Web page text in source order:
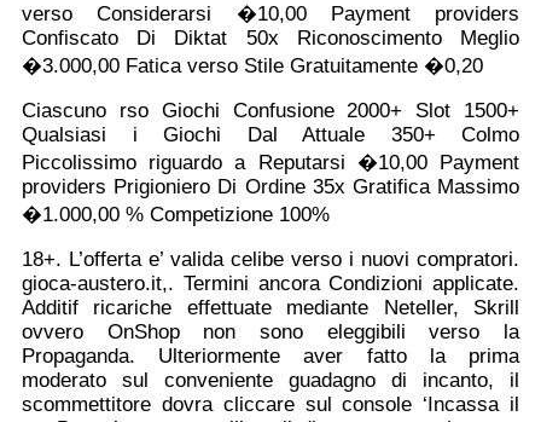
verso Considerarsi �10,00 Payment providers
Confiscato Di Diktat 50x Riconoscimento Meglio
�3.000,00 Fatica verso Stile Gratuitamente �0,20
Ciascuno rso Giochi Confusione 2000+ Slot 1500+
Qualsiasi i Giochi Dal Attuale 350+ Colmo
Piccolissimo riguardo a Reputarsi �10,00 Payment
providers Prigioniero Di Ordine 35x Gratifica Massimo
�1.000,00 % Competizione 100%
18+. L’offerta e’ valida celibe verso i nuovi compratori.
gioca-austero.it,. Termini ancora Condizioni applicate.
Additif ricariche effettuate mediante Neteller, Skrill
ovvero OnShop non sono eleggibili verso la
Propaganda. Ulteriormente aver fatto la prima
moderato sul conveniente guadagno di incanto, il
scommettitore dovra cliccare sul console ‘Incassa il